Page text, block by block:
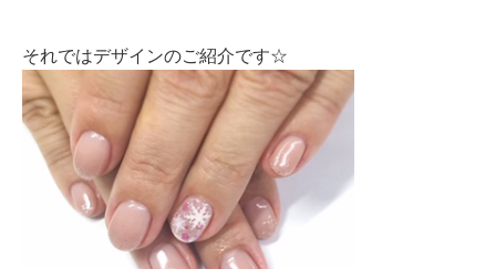
それではデザインのご紹介です☆